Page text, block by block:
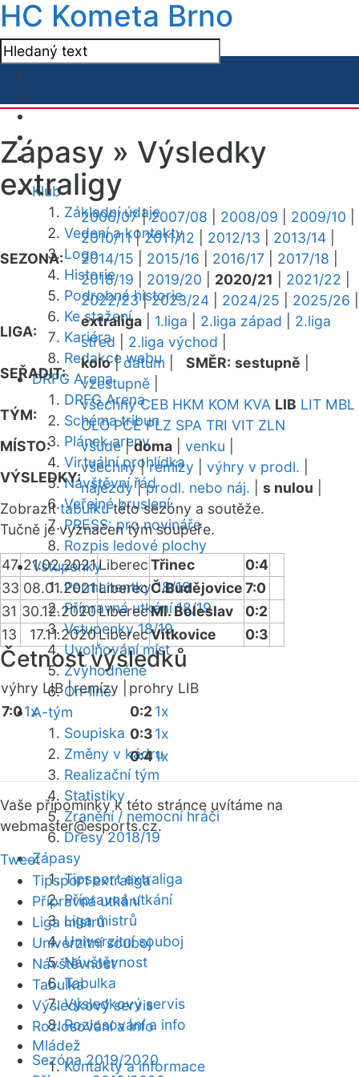
HC Kometa Brno
Klub
Základní údaje
Vedení a kontakty
Logo
Historie
Podrobná historie
Ke stažení
Kariéra
Redakce webu
DRFG Arena
DRFG Arena
Schéma tribun
Plánek areny
Virtuální prohlídka
Návštěvní řád
Veřejné bruslení
PRESS: pro novináře
Rozpis ledové plochy
Vstupenky
Permanentky 18/19
Přípravná utkání 18/19
Vstupenky 18/19
Uvolňování míst
Zvýhodněné
On-line
A-tým
Soupiska
Změny v kádru
Realizační tým
Statistiky
Zranění / nemocní hráči
Dresy 2018/19
Zápasy
Tipsport extraliga
Přípravná utkání
Liga mistrů
Univerzitní souboj
Návštěvnost
Tabulka
Výsledkový servis
Rozlosování a info
Mládež
Kontakty a informace
Zápasy » Výsledky
extraligy
SEZONA:
2006/07|2007/08 2008/09 2009/10
2010/11|2011/12 2012/13 2013/14
2014/15
2015/16 2016/17 2017/18
2018/19
2019/20 2020/21 2021/22
2022/23|2023/24 2024/25 2025/26
LIGA:
extraliga 1.liga 2.liga západ
2.liga
střed
2.liga východ
SEŘADIT:
kolo|datum SMĚR: sestupně
vzestupně
TÝM:
všechny CEB HKM KOM KVA LIB LIT MBL
OLO PCE PLZ SPA TRI VIT ZLN
MÍSTO:
všude|doma venku
VÝSLEDKY:
všechny|remízy výhry v prodl.
nájezdy|prodl. nebo náj. s nulou
Zobrazittabulkutéto sezóny a soutěže.
Tučně je vyznačen tým soupeře.
47 21.02.2021LiberecTřinec
0:4
33 08.01.2021LiberecČ.Budějovice7:0
31 30.12.2020LiberecMl. Boleslav
0:2
13
17.11.2020LiberecVítkovice 0:3
Četnost výsledků
výhry LIB |remízy |
prohry LIB
7:01x 0:21x
0:31x
0:41x
Vaše připomínky k této stránce uvítáme na
webmaster@esports.cz.
Tweet
Tipsport extraliga
Přípravná utkání
Liga mistrů
Univerzitní souboj
Návštěvnost
Tabulka
Výsledkový servis
Rozlosování a info
Sezóna 2019/2020